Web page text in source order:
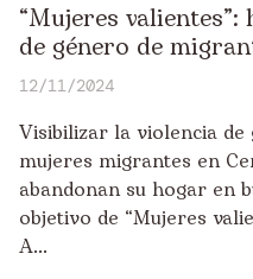
“Mujeres
de género de
12/11/2024
Visibilizar la violencia de
mujeres migrantes en
abandonan su hogar en
objetivo de “Mujeres
A...